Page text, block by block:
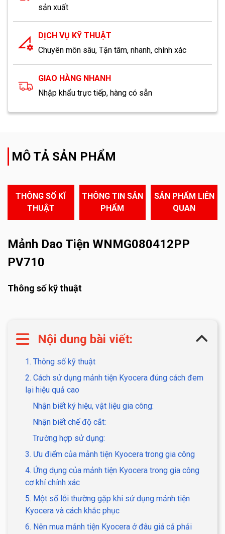
sản xuất
DỊCH VỤ KỸ THUẬT
Chuyên môn sâu, Tận tâm, nhanh, chính xác
GIAO HÀNG NHANH
Nhập khẩu trực tiếp, hàng có sẵn
MÔ TẢ SẢN PHẨM
THÔNG SỐ KĨ
THUẬT
THÔNG TIN SẢN
PHẨM
SẢN PHẨM LIÊN
QUAN
Mảnh Dao Tiện WNMG080412PP
PV710
Thông số kỹ thuật
Nội dung bài viết:
1. Thông số kỹ thuật
2. Cách sử dụng mảnh tiện Kyocera đúng cách đem
lại hiệu quả cao
Nhận biết ký hiệu, vật liệu gia công:
Nhận biết chế độ cắt:
Trường hợp sử dụng:
3. Ưu điểm của mảnh tiện Kyocera trong gia công
4. Ứng dụng của mảnh tiện Kyocera trong gia công
cơ khí chính xác
5. Một số lỗi thường gặp khi sử dụng mảnh tiện
Kyocera và cách khắc phục
6. Nên mua mảnh tiện Kyocera ở đâu giá cả phải